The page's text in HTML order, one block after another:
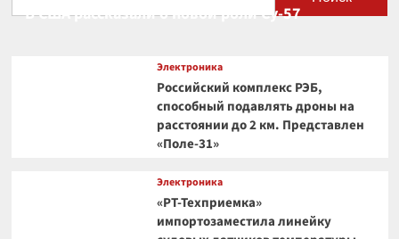
В США рассказали о новой роли Су-57
Электроника
Российский комплекс РЭБ,
способный подавлять дроны на
расстоянии до 2 км. Представлен
«Поле-31»
Электроника
«РТ-Техприемка»
импортозаместила линейку